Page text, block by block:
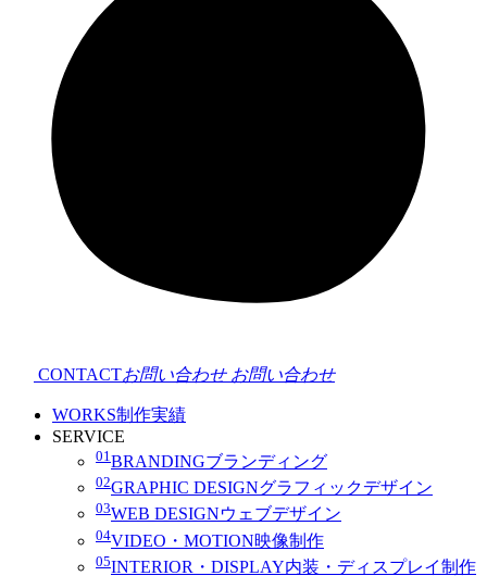
CONTACTお問い合わせ お問い合わせ
WORKS制作実績
SERVICE
01 BRANDINGブランディング
02GRAPHIC DESIGNグラフィックデザイン
03WEB DESIGNウェブデザイン
04VIDEO・MOTION映像制作
05INTERIOR・DISPLAY内装・ディスプレイ制作